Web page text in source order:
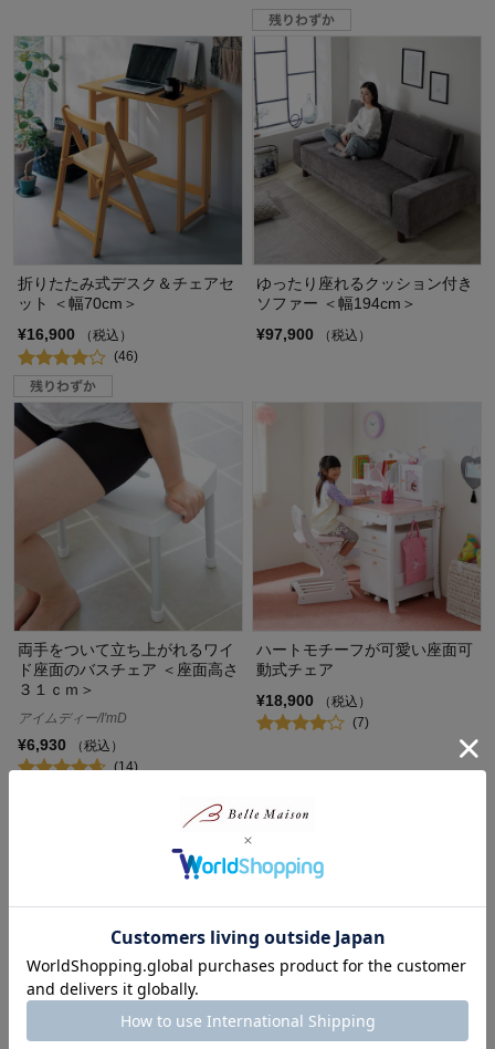
折りたたみ式デスク＆チェアセ
ット ＜幅70cm＞
¥16,900
（税込）
(46)
ゆったり座れるクッション付き
ソファー ＜幅194cm＞
¥97,900
（税込）
両手をついて立ち上がれるワイ
ド座面のバスチェア ＜座面高さ
３１ｃｍ＞
アイムディー/I'mD
¥6,930
（税込）
(14)
ハートモチーフが可愛い座面可
動式チェア
¥18,900
（税込）
(7)